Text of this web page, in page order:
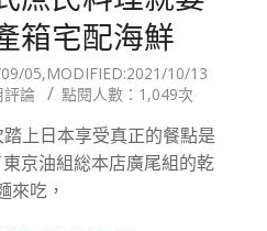
箱宅配海鮮
05,MODIFIED:2021/10/13
評論 點閱人數：1,049次
上日本享受真正的餐點是
京油組総本店廣尾組的乾
來吃，